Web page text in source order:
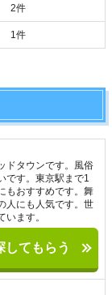
2件
1件
ドタウンです。風俗
です。東京駅まで1
もおすすめです。舞
人にも人気です。世
ます。
してもらう